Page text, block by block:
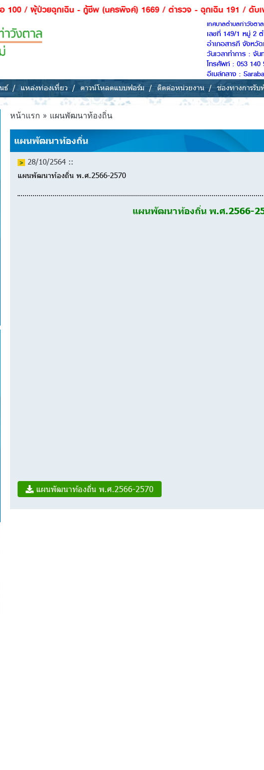
ฉุกเฉิน - กู้ชีพ (นครพิงค์) 1669 / ตำรวจ - ฉุกเฉิน 191 / ดับเพลิง -กู้ภัย
เทศบาลตำบลท่าวังตาล
เลขที่ 149/1 หมู่ 2
อำเภอสารภี จังหวัด
วันเวลาทำการ : จั
โทรศัพท์ : 053 140
อีเมล์กลาง :
ธ์ แหล่งท่องเที่ยว ดาวน์โหลดแบบฟอร์ม ติดต่อหน่วยงาน ช่องทางการรับ
หน้าแรก » แผนพัฒนาท้องถิ่น
แผนพัฒนาท้องถิ่น
28/10/2564 ::
แผนพัฒนาท้องถิ่น พ.ศ.2566-2570
แผนพัฒนาท้องถิ่น พ.ศ.2566-
แผนพัฒนาท้องถิ่น พ.ศ.2566-2570